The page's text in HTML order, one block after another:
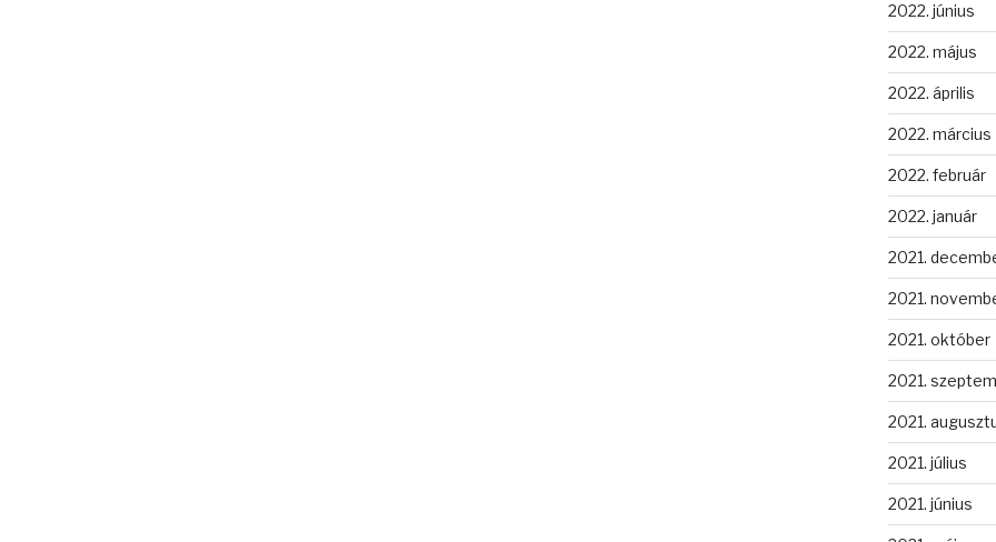
2022. június
2022. május
2022. április
2022. március
2022. február
2022. január
2021.
2021.
2021. október
2021.
2021.
2021. július
2021. június